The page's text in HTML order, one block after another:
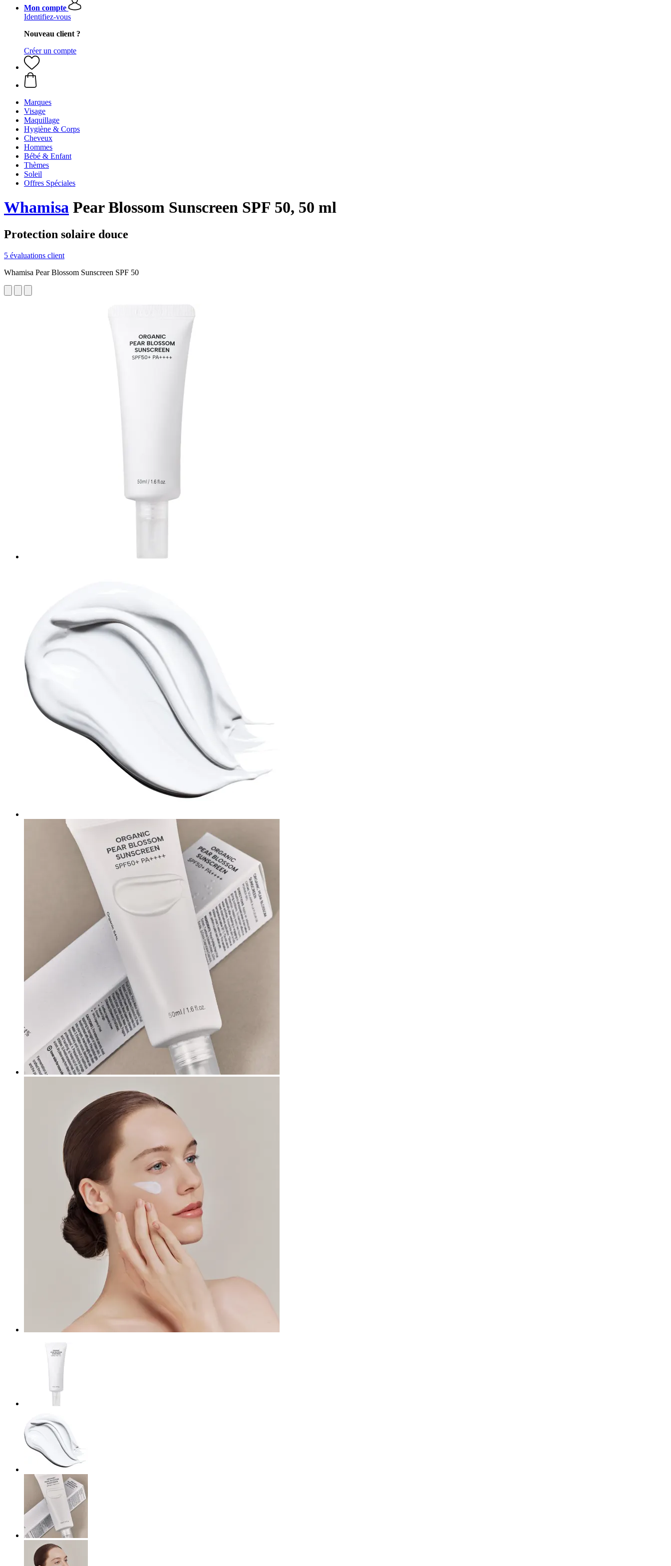
Mon compte
Identifiez-vous
Nouveau client ?
Créer un compte
Marques
Visage
Maquillage
Hygiène & Corps
Cheveux
Hommes
Bébé & Enfant
Thèmes
Soleil
Offres Spéciales
Whamisa Pear Blossom Sunscreen SPF 50, 50 ml
Protection solaire douce
5 évaluations client
Whamisa Pear Blossom Sunscreen SPF 50